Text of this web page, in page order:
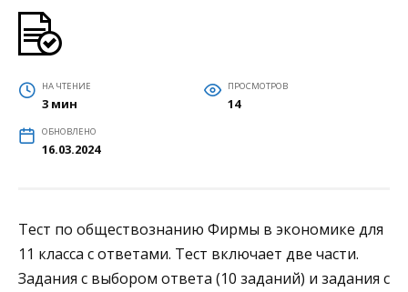
НА ЧТЕНИЕ
3 мин
ПРОСМОТРОВ
14
ОБНОВЛЕНО
16.03.2024
Тест по обществознанию Фирмы в экономике для
11 класса с ответами. Тест включает две части.
Задания с выбором ответа (10 заданий) и задания с